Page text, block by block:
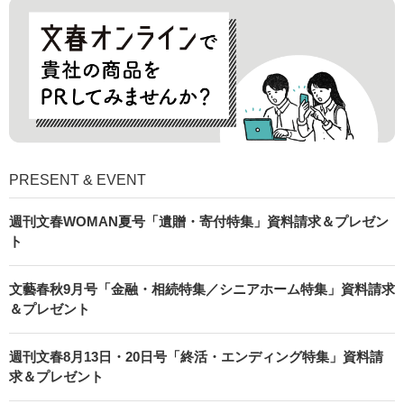
PRESENT & EVENT
週刊文春WOMAN夏号「遺贈・寄付特集」資料請求＆プレゼン
ト
文藝春秋9月号「金融・相続特集／シニアホーム特集」資料請求
＆プレゼント
週刊文春8月13日・20日号「終活・エンディング特集」資料請
求＆プレゼント